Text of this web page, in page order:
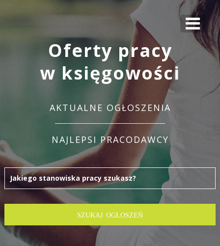
Oferty pracy
w księgowości
AKTUALNE OGŁOSZENIA
NAJLEPSI PRACODAWCY